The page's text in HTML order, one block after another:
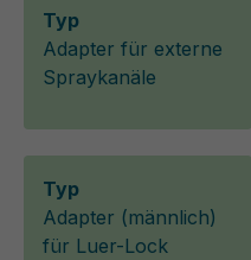
Typ
Adapter für externe
Spraykanäle
Typ
Adapter (männlich)
für Luer-Lock